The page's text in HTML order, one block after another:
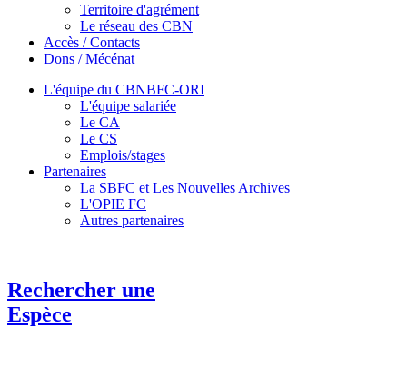
Territoire d'agrément
Le réseau des CBN
Accès / Contacts
Dons / Mécénat
L'équipe du CBNBFC-ORI
L'équipe salariée
Le CA
Le CS
Emplois/stages
Partenaires
La SBFC et Les Nouvelles Archives
L'OPIE FC
Autres partenaires
Rechercher une
Espèce